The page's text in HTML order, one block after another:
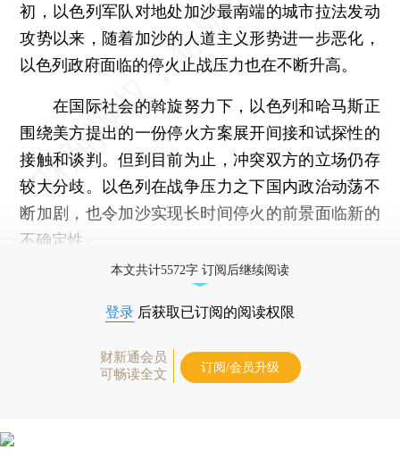
初，以色列军队对地处加沙最南端的城市拉法发动
攻势以来，随着加沙的人道主义形势进一步恶化，
以色列政府面临的停火止战压力也在不断升高。
在国际社会的斡旋努力下，以色列和哈马斯正
围绕美方提出的一份停火方案展开间接和试探性的
接触和谈判。但到目前为止，冲突双方的立场仍存
较大分歧。以色列在战争压力之下国内政治动荡不
断加剧，也令加沙实现长时间停火的前景面临新的
不确定性。
本文共计5572字 订阅后继续阅读
登录 后获取已订阅的阅读权限
财新通会员
可畅读全文
订阅/会员升级